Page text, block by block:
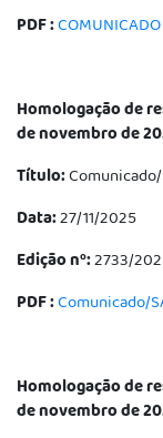
PDF :
Homologação de
de novembro de
Título:
Data:27/11/2025
Edição nº:2733/
PDF :Comunicado/
Homologação de
de novembro de